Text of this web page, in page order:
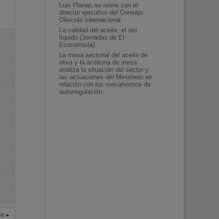
Luis Planas se reúne con el
director ejecutivo del Consejo
Oleícola Internacional
La calidad del aceite, el oro
líquido (Jornadas de El
Economista)
La mesa sectorial del aceite de
oliva y la aceituna de mesa
analiza la situación del sector y
las actuaciones del Ministerio en
relación con los mecanismos de
autorregulación